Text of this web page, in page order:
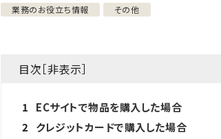
業務のお役立ち情報 その他
目次［非表示］
1
ECサイトで物品を購入した場合
2
クレジットカードで購入した場合